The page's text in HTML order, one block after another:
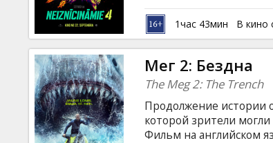
противника и
катастрофу. Только
Неудержимых. Фильм
русском языках.
1час 43мин В кино
Мег 2: Бездна
The Meg 2: The Trench
Продолжение истории
которой зрители
Фильм на английском